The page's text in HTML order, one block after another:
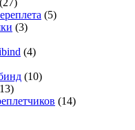
(27)
(5)
(3)
(4)
(10)
(14)